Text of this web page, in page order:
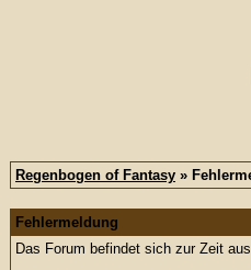
Regenbogen of Fantasy »
Fehlermeldung
Das Forum befindet sich zur Zeit